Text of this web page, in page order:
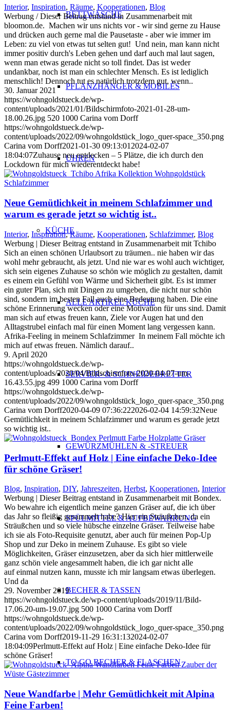
BETTWÄSCHE
PFLANZHÄNGER & MOBILÉS
UHREN
KÜCHE
ALLE ARTIKEL KÜCHE
SERVIER- & SCHNEIDEBRETTER
GEWÜRZMÜHLEN & -STREUER
SPÜLMITTEL & AUFBEWAHRUNG
BECHER & TASSEN
TO GO BECHER & FLASCHEN
Interior, Inspiration, Räume, Kooperationen, Blog
Werbung / Dieser Beitrag entstand in Zusammenarbeit mit
bloomon.de. Machen wir uns nichts vor - wir sind gerne zu Hause
und drücken auch gerne mal die Pausetaste - aber wie immer im
Leben: zu viel von etwas tut selten gut! Und nein, man kann nicht
immer positiv durch's Leben gehen und darf auch mal laut sagen,
wenn man etwas gerade nicht so toll findet. Das ist weder
undankbar, noch ist man ein schlechter Mensch. Es ist lediglich
menschlich! Dennoch tut es natürlich trotzdem gut, wenn..
30. Januar 2021
https://wohngoldstueck.de/wp-
content/uploads/2021/01/Bildschirmfoto-2021-01-28-um-
18.00.26.jpg 520 1000 Carina vom Dorff
https://wohngoldstueck.de/wp-
content/uploads/2022/09/wohngoldstück_logo_quer-space_350.png
Carina vom Dorff2021-01-30 09:13:01 2024-02-07
18:04:07Zuhause neu entdecken – 5 Plätze, die ich durch den
Lockdown für mich wiederentdeckt habe!
Neue Gemütlichkeit in meinem Schlafzimmer und
warum es gerade jetzt so wichtig ist..
Interior, Inspiration,Räume, Kooperationen, Schlafzimmer, Blog
Werbung | Dieser Beitrag entstand in Zusammenarbeit mit Tchibo
Sich an einen schönen Urlaubsort zu träumen.. nie haben wir das
wohl mehr gebraucht, als jetzt. Und nie war es wohl auch wichtiger,
sich sein eigenes Zuhause so schön wie möglich zu gestalten, damit
es einem ein Gefühl von Wärme und Sicherheit gibt. Es ist immer
ein guter Plan, sich mit Dingen zu umgeben, die nicht nur schön
sind, sondern im besten Fall auch eine Bedeutung haben. Die eine
schöne Erinnerung wecken oder eine Motivation für uns sind. Damit
man sich auf etwas freuen kann, Ziele vor Augen hat und den
Alltagstrubel einfach mal für einen Moment lang vergessen kann.
Afrika-Feeling in meinem Schlafzimmer In meinem Fall möchte ich
mich auf etwas freuen. Nämlich darauf..
9. April 2020
https://wohngoldstueck.de/wp-
content/uploads/2020/04/Bildschirmfoto-2020-04-07-um-
16.43.55.jpg 499 1000 Carina vom Dorff
https://wohngoldstueck.de/wp-
content/uploads/2022/09/wohngoldstück_logo_quer-space_350.png
Carina vom Dorff2020-04-09 07:36:222026-02-04 14:59:32Neue
Gemütlichkeit in meinem Schlafzimmer und warum es gerade jetzt
so wichtig ist..
Perlmutt-Effekt auf Holz | Eine einfache Deko-Idee
für schöne Gräser!
Blog, Inspiration, DIY, Jahreszeiten, Herbst, Kooperationen, Interior
Werbung | Dieser Beitrag entstand in Zusammenarbeit mit Bondex.
Wo bewahre ich eigentlich meine ganzen Gräser auf, die ich über
das Jahr so fleißig gesammelt habe? Hier ein Sträußchen, da ein
Sträußchen und so viele hübsche einzelne Gräser. Teilweise habe
ich sie als Foto-Requisite genutzt, aber auch für meinen Pop-Up
Shop und zur Deko in meinem Zuhause. Es gibt so viele
Möglichkeiten, Gräser einzusetzen, aber da sich hier mittlerweile
ganz schön viele angesammelt haben, die ich gar nicht alle
auf einmal nutzen kann, musste ich mir langsam etwas überlegen.
Und da
29. November 2019
https://wohngoldstueck.de/wp-content/uploads/2019/11/Bild-
17.06.20-um-19.07.jpg 500 1000 Carina vom Dorff
https://wohngoldstueck.de/wp-
content/uploads/2022/09/wohngoldstück_logo_quer-space_350.png
Carina vom Dorff2019-11-29 16:31:132024-02-07
18:04:09Perlmutt-Effekt auf Holz | Eine einfache Deko-Idee für
schöne Gräser!
Neue Wandfarbe | Mehr Gemütlichkeit mit Alpina
Feine Farben!